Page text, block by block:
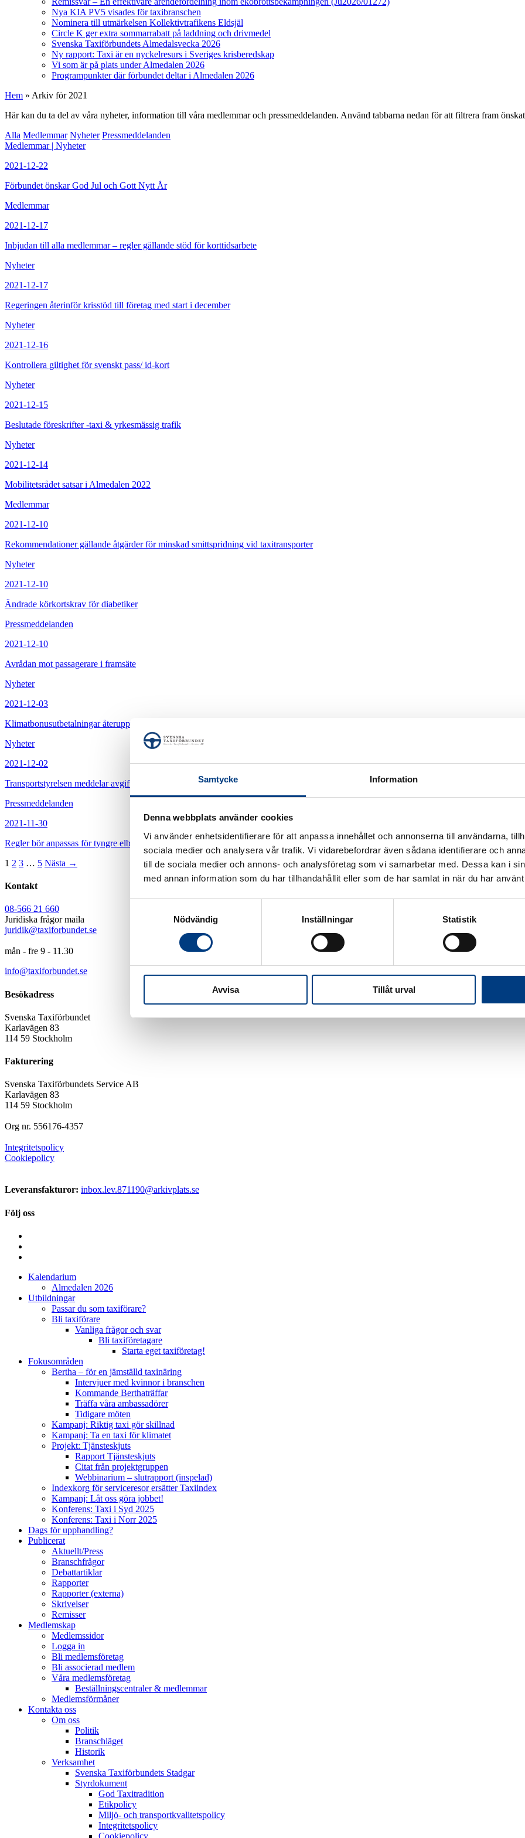
Samtycke Information
Denna webbplats använder cookies
Vi använder enhetsidentifierare för att anpassa innehållet och annonserna till användarna,
sociala medier och analysera vår trafik. Vi vidarebefordrar även sådana identifierare och
till de sociala medier och annons- och analysföretag som vi samarbetar med. Dessa kan i
med annan information som du har tillhandahållit eller som de har samlat in när du har
Nödvändig
Inställningar Statistik
Avvisa Tillåt urval
Nya KIA PV5 visades för taxibranschen
Nominera till utmärkelsen Kollektivtrafikens Eldsjäl
Circle K ger extra sommarrabatt på laddning och drivmedel
Svenska Taxiförbundets Almedalsvecka 2026
Ny rapport: Taxi är en nyckelresurs i Sveriges krisberedskap
Vi som är på plats under Almedalen 2026
Programpunkter där förbundet deltar i Almedalen 2026
Hem » Arkiv för 2021
Här kan du ta del av våra nyheter, information till våra medlemmar och pressmeddelanden. Använd tabbarna nedan för att filtrera fram
Alla Medlemmar Nyheter Pressmeddelanden
Medlemmar| Nyheter
2021-12-22
Förbundet önskar God Jul och Gott Nytt År
Medlemmar
2021-12-17
Inbjudan till alla medlemmar – regler gällande stöd för korttidsarbete
Nyheter
2021-12-17
Regeringen återinför krisstöd till företag med start i december
Nyheter
2021-12-16
Kontrollera giltighet för svenskt pass/ id-kort
Nyheter
2021-12-15
Beslutade föreskrifter -taxi & yrkesmässig trafik
Nyheter
2021-12-14
Mobilitetsrådet satsar i Almedalen 2022
Medlemmar
2021-12-10
Rekommendationer gällande åtgärder för minskad smittspridning vid taxitransporter
Nyheter
2021-12-10
Ändrade körkortskrav för diabetiker
Pressmeddelanden
2021-12-10
Avrådan mot passagerare i framsäte
Nyheter
2021-12-03
Klimatbonusutbetalningar återupptas för miljöbil
Nyheter
2021-12-02
Transportstyrelsen meddelar avgiftshöjningar
Pressmeddelanden
2021-11-30
Regler bör anpassas för tyngre elbilar
1 2 3 … 5 Nästa →
Kontakt
08-566 21 660
Juridiska frågor maila
juridik@taxiforbundet.se
mån - fre 9 - 11.30
info@taxiforbundet.se
Besökadress
Svenska Taxiförbundet
Karlavägen 83
114 59 Stockholm
Fakturering
Svenska Taxiförbundets Service AB
Karlavägen 83
114 59 Stockholm
Org nr. 556176-4357
Integritetspolicy
Cookiepolicy
Leveransfakturor: inbox.lev.871190@arkivplats.se
Följ oss
Kalendarium
Almedalen 2026
Utbildningar
Passar du som taxiförare?
Bli taxiförare
Vanliga frågor och svar
Bli taxiföretagare
Starta eget taxiföretag!
Fokusområden
Bertha – för en jämställd taxinäring
Intervjuer med kvinnor i branschen
Kommande Berthaträffar
Träffa våra ambassadörer
Tidigare möten
Kampanj: Riktig taxi gör skillnad
Kampanj: Ta en taxi för klimatet
Projekt: Tjänsteskjuts
Rapport Tjänsteskjuts
Citat från projektgruppen
Webbinarium – slutrapport (inspelad)
Indexkorg för serviceresor ersätter Taxiindex
Kampanj: Låt oss göra jobbet!
Konferens: Taxi i Syd 2025
Konferens: Taxi i Norr 2025
Dags för upphandling?
Publicerat
Aktuellt/Press
Branschfrågor
Debattartiklar
Rapporter
Rapporter (externa)
Skrivelser
Remisser
Medlemskap
Medlemssidor
Logga in
Bli medlemsföretag
Bli associerad medlem
Våra medlemsföretag
Beställningscentraler & medlemmar
Medlemsförmåner
Kontakta oss
Om oss
Politik
Branschläget
Historik
Verksamhet
Svenska Taxiförbundets Stadgar
Styrdokument
God Taxitradition
Etikpolicy
Miljö- och transportkvalitetspolicy
Integritetspolicy
Cookiepolicy